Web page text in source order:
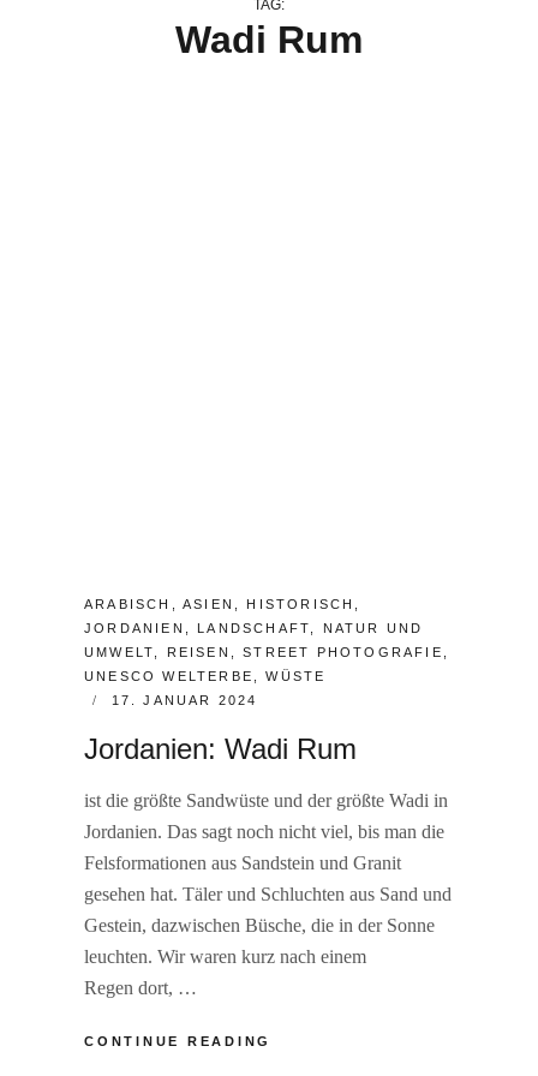
TAG:
Wadi Rum
CATEGORIES:
ARABISCH ,ASIEN HISTORISCH
JORDANIEN
LANDSCHAFT
NATUR UND
UMWELT
REISEN ,STREET PHOTOGRAFIE
UNESCO WELTERBE
,WÜSTE
POSTED
17. JANUAR 2024
Jordanien: Wadi Rum
ist die größte Sandwüste und der größte Wadi in
Jordanien. Das sagt noch nicht viel, bis man die
Felsformationen aus Sandstein und Granit
gesehen hat. Täler und Schluchten aus Sand und
Gestein, dazwischen Büsche, die in der Sonne
leuchten. Wir waren kurz nach einem
Regen dort, …
CONTINUE READING